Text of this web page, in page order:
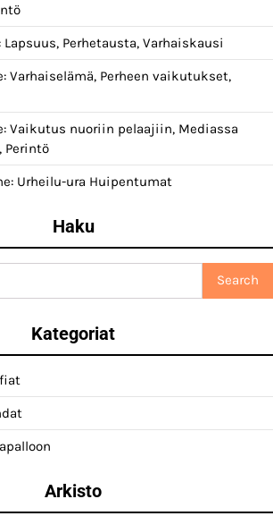
Lapsuus, Perhetausta, Varhaiskausi
Varhaiselämä, Perheen vaikutukset,
Vaikutus nuoriin pelaajiin, Mediassa
Perintö
Urheilu-ura Huipentumat
Haku
Kategoriat
Arkisto